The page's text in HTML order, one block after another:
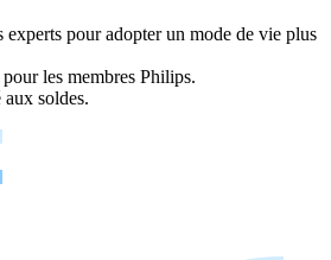
experts pour adopter un mode de vie plus
les membres Philips.
soldes.